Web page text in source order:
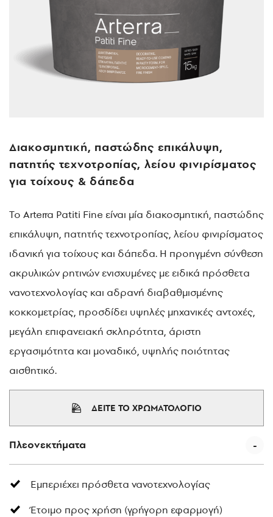
Διακοσμητική, παστώδης επικάλυψη,
πατητής τεχνοτροπίας, λείου φινιρίσματος
για τοίχους & δάπεδα
Το Arterra Patiti Fine είναι μία διακοσμητική, παστώδης
επικάλυψη, πατητής τεχνοτροπίας, λείου φινιρίσματος
ιδανική για τοίχους και δάπεδα. Η προηγμένη σύνθεση
ακρυλικών ρητινών ενισχυμένες με ειδικά πρόσθετα
νανοτεχνολογίας και αδρανή διαβαθμισμένης
κοκκομετρίας, προσδίδει υψηλές μηχανικές αντοχές,
μεγάλη επιφανειακή σκληρότητα, άριστη
εργασιμότητα και μοναδικό, υψηλής ποιότητας
αισθητικό.
ΔΕΙΤΕ ΤΟ ΧΡΩΜΑΤΟΛΟΓΙΟ
Πλεονεκτήματα
Εμπεριέχει πρόσθετα νανοτεχνολογίας
Έτοιμο προς χρήση (γρήγορη εφαρμογή)